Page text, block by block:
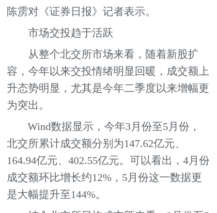
陈雳对《证券日报》记者表示。
市场交投趋于活跃
从整个北交所市场来看，随着新股扩
容，今年以来交投情绪明显回暖，成交额上
升态势明显，尤其是今年二季度以来增幅更
为突出。
Wind数据显示，今年3月份至5月份，
北交所累计成交额分别为147.62亿元、
164.94亿元、402.55亿元。可以看出，4月份
成交额环比增长约12%，5月份这一数据更
是大幅提升至144%。